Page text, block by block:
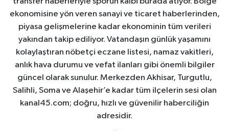
ekonomisine yön veren sanayi ve ticaret haberlerinden,
piyasa gelişmelerine kadar ekonominin tüm verileri
yakından takip ediliyor. Vatandaşın günlük yaşamını
kolaylaştıran nöbetçi eczane listesi, namaz vakitleri,
anlık hava durumu ve vefat ilanları gibi önemli bilgiler
güncel olarak sunulur. Merkezden Akhisar, Turgutlu,
Salihli, Soma ve Alaşehir’e kadar tüm ilçelerin sesi olan
kanal45.com; doğru, hızlı ve güvenilir haberciliğin
adresidir.